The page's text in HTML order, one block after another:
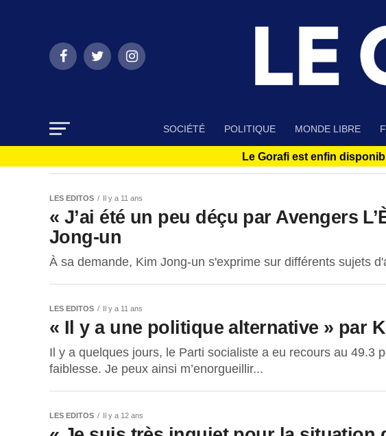
SOCIÉTÉ POLITIQUE MONDE LIBRE
Le Gorafi est enfin
LES EDITOS Il y a 11 ans
« J’ai été un peu déçu par Avengers
Jong-un
À sa demande, Kim Jong-un s'exprime sur différents sujets
LES EDITOS Il y a 11 ans
« Il y a une politique alternative » par
Il y a quelques jours, le Parti socialiste a eu recours au 49.3
faiblesse. Je peux ainsi m’enorgueillir...
LES EDITOS Il y a 12 ans